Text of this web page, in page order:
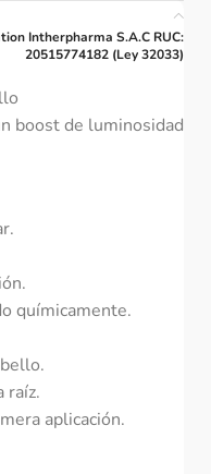
Intherpharma S.A.C RUC:
20515774182 (Ley 32033)
boost de luminosidad
químicamente.
raíz.
aplicación.